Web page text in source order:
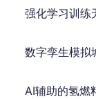
强化学习训练
数字孪生模拟
AI辅助的氢燃